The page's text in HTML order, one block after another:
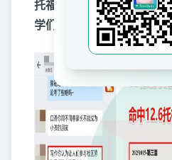
托福线下考试上午场学术
学们~